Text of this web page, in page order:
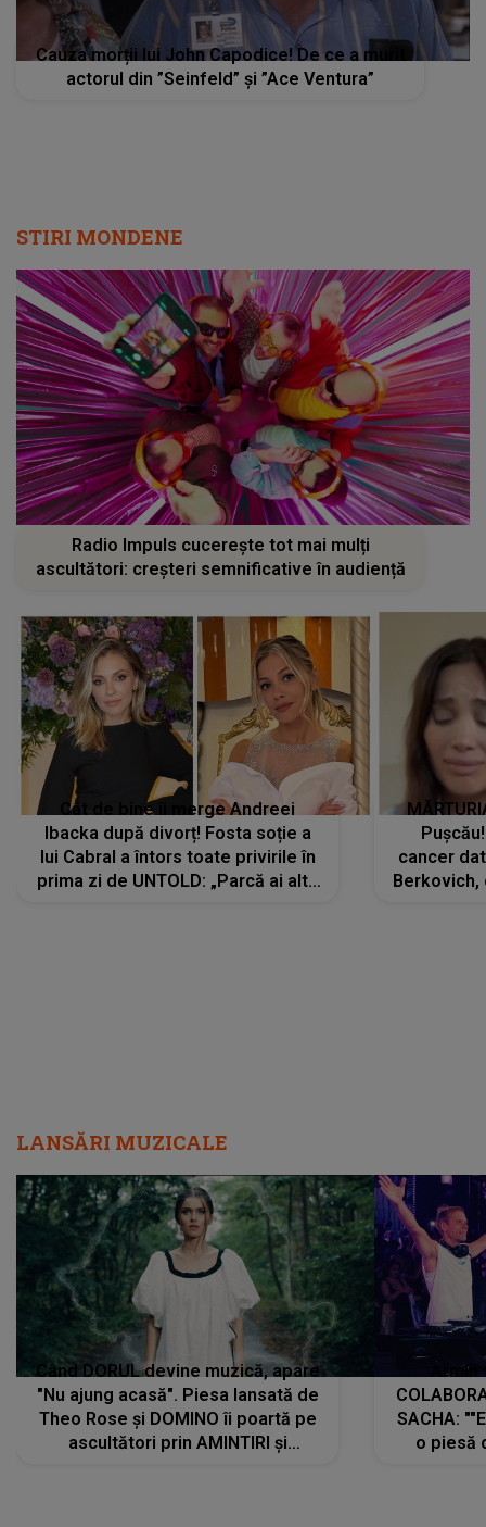
Cauza morții lui John Capodice! De ce a murit
actorul din ”Seinfeld” și ”Ace Ventura”
STIRI MONDENE
Radio Impuls cucerește tot mai mulți
ascultători: creșteri semnificative în audiență
Cât de bine îi merge Andreei
Ibacka după divorț! Fosta soție a
lui Cabral a întors toate privirile în
prima zi de UNTOLD: „Parcă ai altă
cancer
Berkovich,
LANSĂRI MUZICALE
Când DORUL devine muzică, apare
"Nu ajung acasă". Piesa lansată de
Theo Rose și DOMINO îi poartă pe
ascultători prin AMINTIRI și
SACHA:
o piesă